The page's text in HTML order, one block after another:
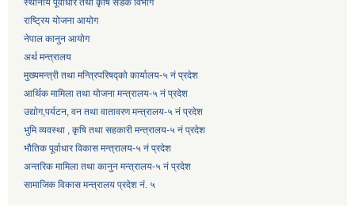
राष्ट्रिय योजना आयोग
नेपाल कानुन आयोग
अर्थ मन्त्रालय
मुख्यमन्त्री तथा मन्त्रिपरिषद्को कार्यालय-५ नं प्रदेश
आर्थिक मामिला तथा योजना मन्त्रालय-५ नं प्रदेश
उद्याेग,पर्यटन, वन तथा वातावरण मन्त्रालय-५ नं प्रदेश
भुमि व्यवस्था , कृषि तथा सहकारी मन्त्रालय-५ नं प्रदेश
भौतिक पूर्वाधार विकास मन्त्रालय-५ नं प्रदेश
अन्तरिक मामिला तथा कानुन मन्त्रालय-५ नं प्रदेश
सामाजिक विकास मन्त्रालय प्रदेश नं. ५